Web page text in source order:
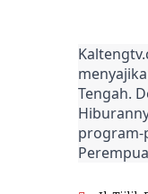
Tengah.
program-